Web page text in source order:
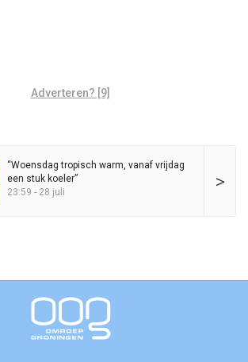
Adverteren? [9]
>
“Woensdag tropisch warm, vanaf vrijdag
een stuk koeler”
23:59 - 28 juli